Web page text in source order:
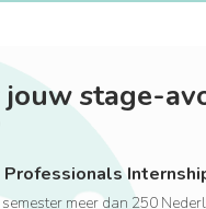
stage-
Professionals
meer dan 250